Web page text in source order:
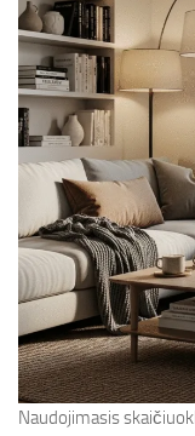
Naudojimasis